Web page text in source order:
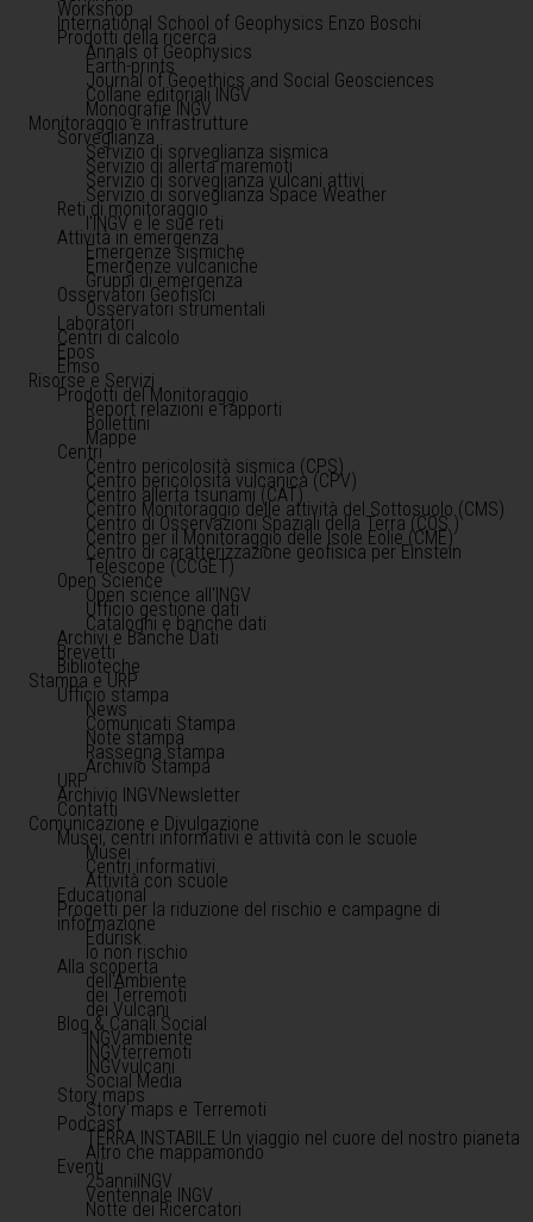
Workshop
International School of Geophysics Enzo Boschi
Prodotti della ricerca
Annals of Geophysics
Earth-prints
Journal of Geoethics and Social Geosciences
Collane editoriali INGV
Monografie INGV
Monitoraggio e infrastrutture
Sorveglianza
Servizio di sorveglianza sismica
Servizio di allerta maremoti
Servizio di sorveglianza vulcani attivi
Servizio di sorveglianza Space Weather
Reti di monitoraggio
l'INGV e le sue reti
Attività in emergenza
Emergenze sismiche
Emergenze vulcaniche
Gruppi di emergenza
Osservatori Geofisici
Osservatori strumentali
Laboratori
Centri di calcolo
Epos
Emso
Risorse e Servizi
Prodotti del Monitoraggio
Report relazioni e rapporti
Bollettini
Mappe
Centri
Centro pericolosità sismica (CPS)
Centro pericolosità vulcanica (CPV)
Centro allerta tsunami (CAT)
Centro Monitoraggio delle attività del Sottosuolo (CMS)
Centro di Osservazioni Spaziali della Terra (COS )
Centro per il Monitoraggio delle Isole Eolie (CME)
Centro di caratterizzazione geofisica per Einstein
Telescope (CCGET)
Open Science
Open science all'INGV
Ufficio gestione dati
Cataloghi e banche dati
Archivi e Banche Dati
Brevetti
Biblioteche
Stampa e URP
Ufficio stampa
News
Comunicati Stampa
Note stampa
Rassegna stampa
Archivio Stampa
URP
Archivio INGVNewsletter
Contatti
Comunicazione e Divulgazione
Musei, centri informativi e attività con le scuole
Musei
Centri informativi
Attività con scuole
Educational
Progetti per la riduzione del rischio e campagne di
informazione
Edurisk
Io non rischio
Alla scoperta
dell'Ambiente
dei Terremoti
dei Vulcani
Blog & Canali Social
INGVambiente
INGVterremoti
INGVvulcani
Social Media
Story maps
Story maps e Terremoti
Podcast
TERRA INSTABILE Un viaggio nel cuore del nostro pianeta
Altro che mappamondo
Eventi
25anniINGV
Ventennale INGV
Notte dei Ricercatori